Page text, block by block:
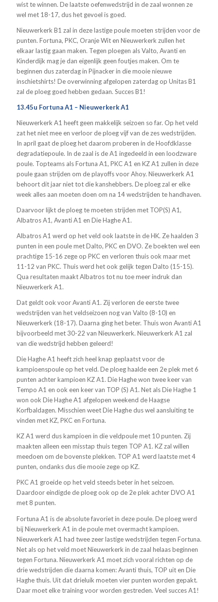
wist te winnen. De laatste oefenwedstrijd in de zaal wonnen ze
wel met 18-17, dus het gevoel is goed.
Nieuwerkerk B1 zal in deze lastige poule moeten strijden voor de
punten. Fortuna, PKC, Oranje Wit en Nieuwerkerk zullen het
elkaar lastig gaan maken. Tegen ploegen als Valto, Avanti en
Kinderdijk mag je dan eigenlijk geen foutjes maken. Om te
beginnen dus zaterdag in Pijnacker in die mooie nieuwe
inschietshirts! De overwinning afgelopen zaterdag op Unitas B1
zal de ploeg goed hebben gedaan. Succes B1!
13.45u Fortuna A1 – Nieuwerkerk A1
Nieuwerkerk A1 heeft geen makkelijk seizoen so far. Op het veld
zat het niet mee en verloor de ploeg vijf van de zes wedstrijden.
In april gaat de ploeg het daarom proberen in de Hoofdklasse
degradatiepoule. In de zaal is de A1 ingedeeld in een loodzware
poule. Topteams als Fortuna A1, PKC A1 en KZ A1 zullen in deze
poule gaan strijden om de playoffs voor Ahoy. Nieuwerkerk A1
behoort dit jaar niet tot die kanshebbers. De ploeg zal er elke
week alles aan moeten doen om na 14 wedstrijden te handhaven.
Daarvoor lijkt de ploeg te moeten strijden met TOP(S) A1,
Albatros A1, Avanti A1 en Die Haghe A1.
Albatros A1 werd op het veld ook laatste in de HK. Ze haalden 3
punten in een poule met Dalto, PKC en DVO. Ze boekten wel een
prachtige 15-16 zege op PKC en verloren thuis ook maar met
11-12 van PKC. Thuis werd het ook gelijk tegen Dalto (15-15).
Qua resultaten maakt Albatros tot nu toe meer indruk dan
Nieuwerkerk A1.
Dat geldt ook voor Avanti A1. Zij verloren de eerste twee
wedstrijden van het veldseizoen nog van Valto (8-10) en
Nieuwerkerk (18-17). Daarna ging het beter. Thuis won Avanti A1
bijvoorbeeld met 30-22 van Nieuwerkerk. Nieuwerkerk A1 zal
van die wedstrijd hebben geleerd!
Die Haghe A1 heeft zich heel knap geplaatst voor de
kampioenspoule op het veld. De ploeg haalde een 2e plek met 6
punten achter kampioen KZ A1. Die Haghe won twee keer van
Tempo A1 en ook een keer van TOP (S) A1. Net als Die Haghe 1
won ook Die Haghe A1 afgelopen weekend de Haagse
Korfbaldagen. Misschien weet Die Haghe dus wel aansluiting te
vinden met KZ, PKC en Fortuna.
KZ A1 werd dus kampioen in die veldpoule met 10 punten. Zij
maakten alleen een misstap thuis tegen TOP A1. KZ zal willen
meedoen om de bovenste plekken. TOP A1 werd laatste met 4
punten, ondanks dus die mooie zege op KZ.
PKC A1 groeide op het veld steeds beter in het seizoen.
Daardoor eindigde de ploeg ook op de 2e plek achter DVO A1
met 8 punten.
Fortuna A1 is de absolute favoriet in deze poule. De ploeg werd
bij Nieuwerkerk A1 in de poule met overmacht kampioen.
Nieuwerkerk A1 had twee zeer lastige wedstrijden tegen Fortuna.
Net als op het veld moet Nieuwerkerk in de zaal helaas beginnen
tegen Fortuna. Nieuwerkerk A1 moet zich vooral richten op de
drie wedstrijden die daarna komen: Avanti thuis, TOP uit en Die
Haghe thuis. Uit dat drieluik moeten vier punten worden gepakt.
Daar moet elke training voor worden gestreden. Veel succes A1!